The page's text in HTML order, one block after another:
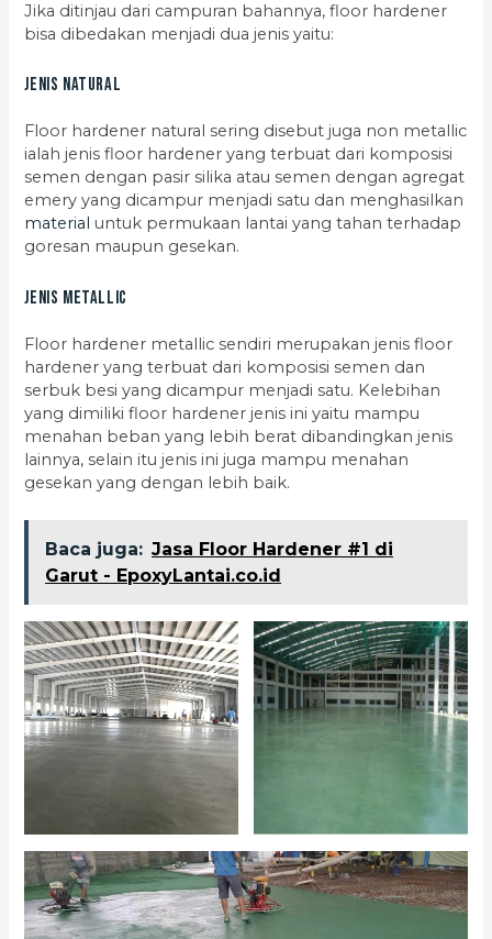
Jika ditinjau dari campuran bahannya, floor hardener
bisa dibedakan menjadi dua jenis yaitu:
Jenis Natural
Floor hardener natural sering disebut juga non metallic
ialah jenis floor hardener yang terbuat dari komposisi
semen dengan pasir silika atau semen dengan agregat
emery yang dicampur menjadi satu dan menghasilkan
material untuk permukaan lantai yang tahan terhadap
goresan maupun gesekan.
Jenis Metallic
Floor hardener metallic sendiri merupakan jenis floor
hardener yang terbuat dari komposisi semen dan
serbuk besi yang dicampur menjadi satu. Kelebihan
yang dimiliki floor hardener jenis ini yaitu mampu
menahan beban yang lebih berat dibandingkan jenis
lainnya, selain itu jenis ini juga mampu menahan
gesekan yang dengan lebih baik.
Baca juga: Jasa Floor Hardener #1 di
Garut - EpoxyLantai.co.id